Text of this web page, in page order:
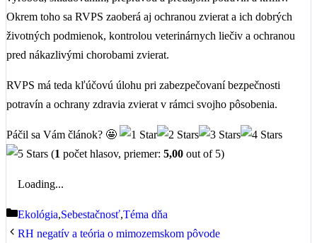
Okrem toho sa RVPS zaoberá aj ochranou zvierat a ich dobrých
životných podmienok, kontrolou veterinárnych liečiv a ochranou
pred nákazlivými chorobami zvierat.
RVPS má teda kľúčovú úlohu pri zabezpečovaní bezpečnosti
potravín a ochrany zdravia zvierat v rámci svojho pôsobenia.
Páčil sa Vám článok? 🤩
(1 počet hlasov, priemer: 5,00 out of 5)
Loading...
Kategórie
Ekológia,Sebestačnosť,Téma dňa
RH negatív a teória o mimozemskom pôvode